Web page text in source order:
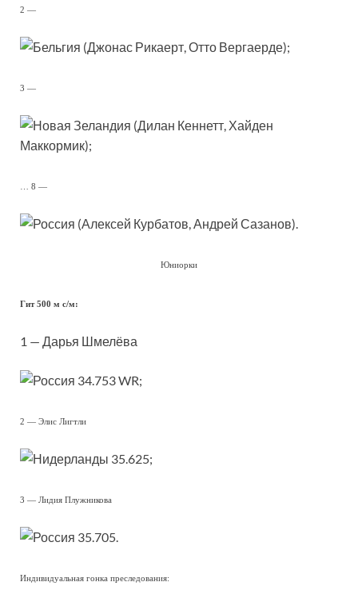
2 —
(Джонас Рикаерт, Отто Вергаерде);
3 —
(Дилан Кеннетт, Хайден
Маккормик);
… 8 —
(Алексей Курбатов, Андрей Сазанов).
Юниорки
Гит 500 м с/м:
1 — Дарья Шмелёва
34.753 WR;
2 — Элис Лигтли
35.625;
3 — Лидия Плужникова
35.705.
Индивидуальная гонка преследования: